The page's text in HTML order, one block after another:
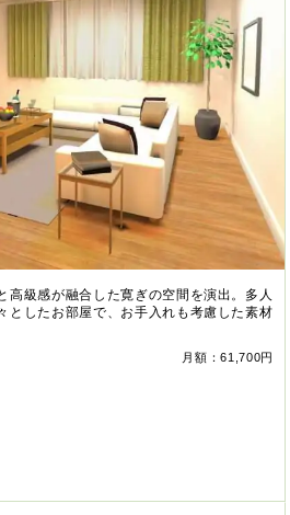
高級感が融合した寛ぎの空間を演出。多人
としたお部屋で、お手入れも考慮した素材
月額：61,700円